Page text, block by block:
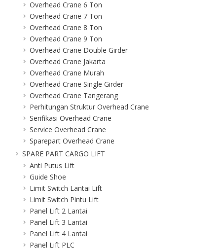
Overhead Crane 6 Ton
Overhead Crane 7 Ton
Overhead Crane 8 Ton
Overhead Crane 9 Ton
Overhead Crane Double Girder
Overhead Crane Jakarta
Overhead Crane Murah
Overhead Crane Single Girder
Overhead Crane Tangerang
Perhitungan Struktur Overhead Crane
Serifikasi Overhead Crane
Service Overhead Crane
Sparepart Overhead Crane
SPARE PART CARGO LIFT
Anti Putus Lift
Guide Shoe
Limit Switch Lantai Lift
Limit Switch Pintu Lift
Panel Lift 2 Lantai
Panel Lift 3 Lantai
Panel Lift 4 Lantai
Panel Lift PLC